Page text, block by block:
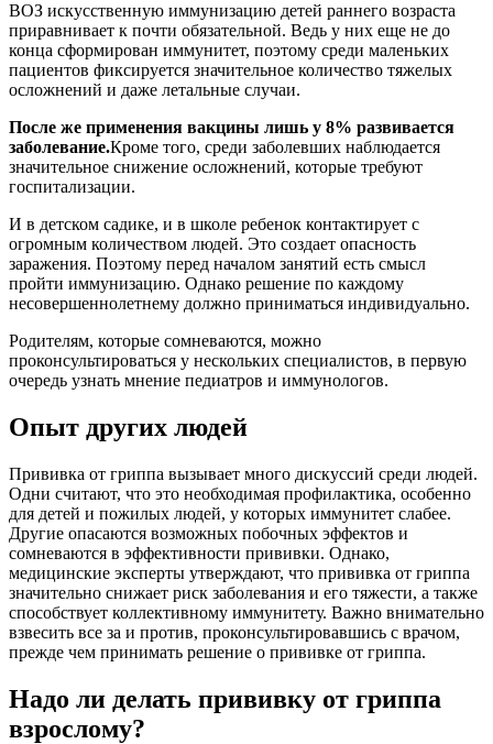
ВОЗ искусственную иммунизацию детей раннего возраста
приравнивает к почти обязательной. Ведь у них еще не до
конца сформирован иммунитет, поэтому среди маленьких
пациентов фиксируется значительное количество тяжелых
осложнений и даже летальные случаи.
После же применения вакцины лишь у 8% развивается
заболевание.Кроме того, среди заболевших наблюдается
значительное снижение осложнений, которые требуют
госпитализации.
И в детском садике, и в школе ребенок контактирует с
огромным количеством людей. Это создает опасность
заражения. Поэтому перед началом занятий есть смысл
пройти иммунизацию. Однако решение по каждому
несовершеннолетнему должно приниматься индивидуально.
Родителям, которые сомневаются, можно
проконсультироваться у нескольких специалистов, в первую
очередь узнать мнение педиатров и иммунологов.
Опыт других людей
Прививка от гриппа вызывает много дискуссий среди людей.
Одни считают, что это необходимая профилактика, особенно
для детей и пожилых людей, у которых иммунитет слабее.
Другие опасаются возможных побочных эффектов и
сомневаются в эффективности прививки. Однако,
медицинские эксперты утверждают, что прививка от гриппа
значительно снижает риск заболевания и его тяжести, а также
способствует коллективному иммунитету. Важно внимательно
взвесить все за и против, проконсультировавшись с врачом,
прежде чем принимать решение о прививке от гриппа.
Надо ли делать прививку от гриппа
взрослому?